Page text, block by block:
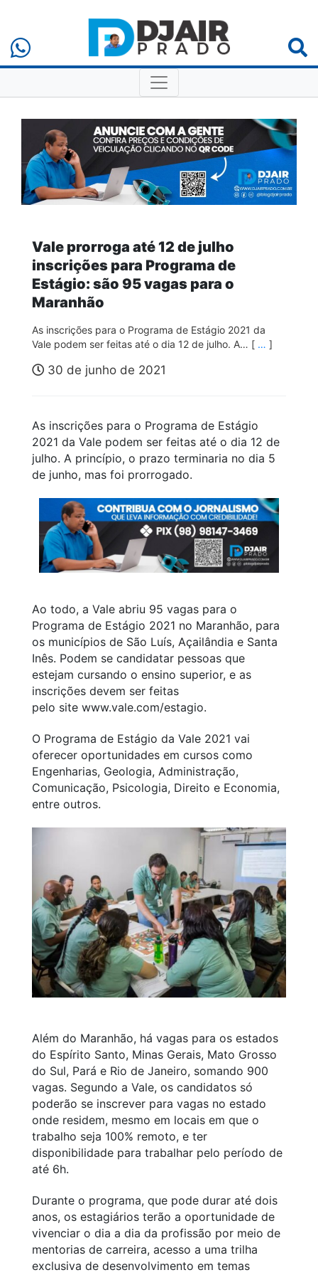
Vale prorroga até 12 de julho
inscrições para Programa de
Estágio: são 95 vagas para o
Maranhão
As inscrições para o Programa de Estágio 2021 da
Vale podem ser feitas até o dia 12 de julho. A… [ … ]
30 de junho de 2021
As inscrições para o Programa de Estágio
2021 da Vale podem ser feitas até o dia 12 de
julho. A princípio, o prazo terminaria no dia 5
de junho, mas foi prorrogado.
Ao todo, a Vale abriu 95 vagas para o
Programa de Estágio 2021 no Maranhão, para
os municípios de São Luís, Açailândia e Santa
Inês. Podem se candidatar pessoas que
estejam cursando o ensino superior, e as
inscrições devem ser feitas
pelo site www.vale.com/estagio.
O Programa de Estágio da Vale 2021 vai
oferecer oportunidades em cursos como
Engenharias, Geologia, Administração,
Comunicação, Psicologia, Direito e Economia,
entre outros.
Além do Maranhão, há vagas para os estados
do Espírito Santo, Minas Gerais, Mato Grosso
do Sul, Pará e Rio de Janeiro, somando 900
vagas. Segundo a Vale, os candidatos só
poderão se inscrever para vagas no estado
onde residem, mesmo em locais em que o
trabalho seja 100% remoto, e ter
disponibilidade para trabalhar pelo período de
até 6h.
Durante o programa, que pode durar até dois
anos, os estagiários terão a oportunidade de
vivenciar o dia a dia da profissão por meio de
mentorias de carreira, acesso a uma trilha
exclusiva de desenvolvimento em temas